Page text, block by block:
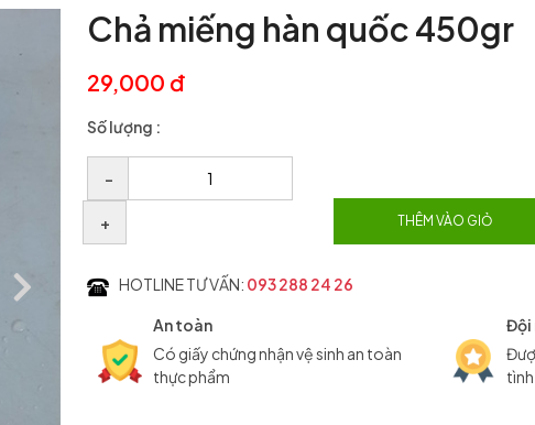
Chả miếng hàn quốc 450gr
29,000 đ
Số lượng :
–
+ THÊM VÀO GIỎ
HOTLINE TƯ VẤN: 093 288 24 26
An toàn
Có giấy chứng nhận vệ sinh an toàn
thực phẩm
Đội
tình.